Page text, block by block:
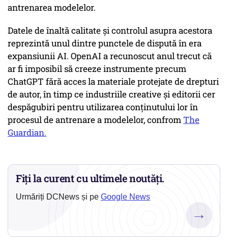
antrenarea modelelor.
Datele de înaltă calitate și controlul asupra acestora
reprezintă unul dintre punctele de dispută în era
expansiunii AI. OpenAI a recunoscut anul trecut că
ar fi imposibil să creeze instrumente precum
ChatGPT fără acces la materiale protejate de drepturi
de autor, în timp ce industriile creative și editorii cer
despăgubiri pentru utilizarea conținutului lor în
procesul de antrenare a modelelor, confromThe
Guardian.
Fiți la curent cu ultimele noutăți.
Urmăriți DCNews și pe Google News
→